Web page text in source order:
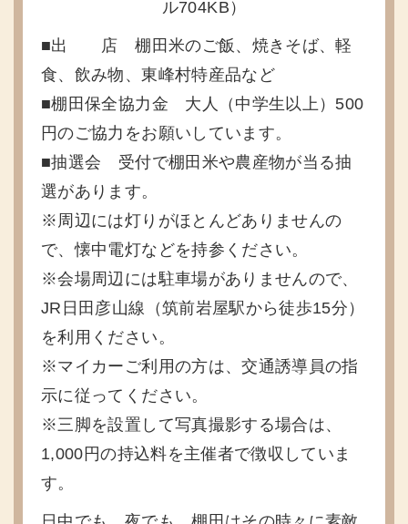
ル704KB）
■出 店 棚田米のご飯、焼きそば、軽
食、飲み物、東峰村特産品など
■棚田保全協力金 大人（中学生以上）500
円のご協力をお願いしています。
■抽選会 受付で棚田米や農産物が当る抽
選があります。
※周辺には灯りがほとんどありませんの
で、懐中電灯などを持参ください。
※会場周辺には駐車場がありませんので、
JR日田彦山線（筑前岩屋駅から徒歩15分）
を利用ください。
※マイカーご利用の方は、交通誘導員の指
示に従ってください。
※三脚を設置して写真撮影する場合は、
1,000円の持込料を主催者で徴収していま
す。